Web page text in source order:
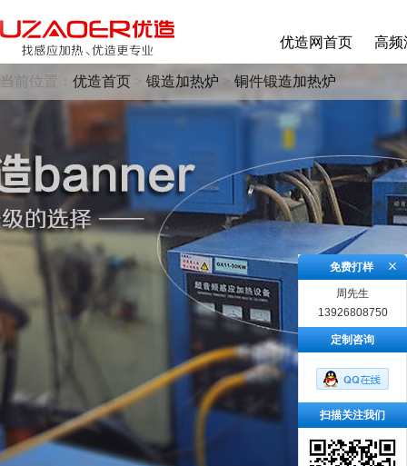
优造网首页 高频
当前位置： 优造首页 > 锻造加热炉 > 铜件锻造加热炉
免费打样
周先生
13926808750
定制咨询
扫描关注我们